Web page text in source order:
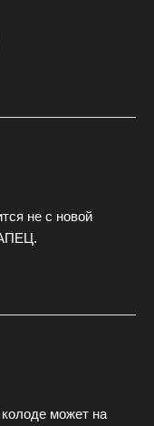
не с новой
может на